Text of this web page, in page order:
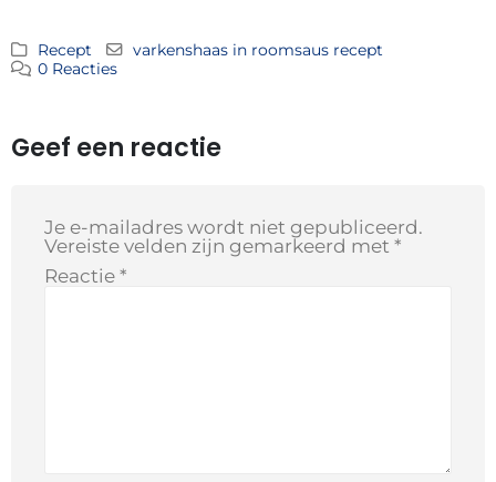
Recept
varkenshaas in roomsaus recept
0 Reacties
Geef een reactie
Je e-mailadres wordt niet gepubliceerd.
Vereiste velden zijn gemarkeerd met *
Reactie *